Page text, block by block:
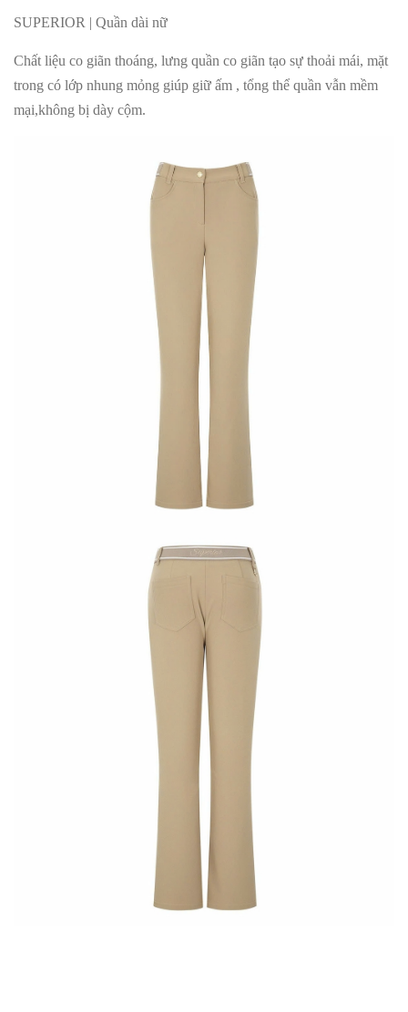
SUPERIOR | Quần dài nữ
Chất liệu co giãn thoáng, lưng quần co giãn tạo sự thoải mái, mặt
trong có lớp nhung mỏng giúp giữ ấm , tổng thể quần vẫn mềm
mại,không bị dày cộm.